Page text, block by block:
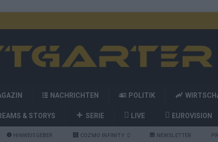
NACHRICHTEN POLITIK
& STORYS SERIE LIVE EUROVISION
HINWEISGEBER COZMO INFINITY NEWSLETTER